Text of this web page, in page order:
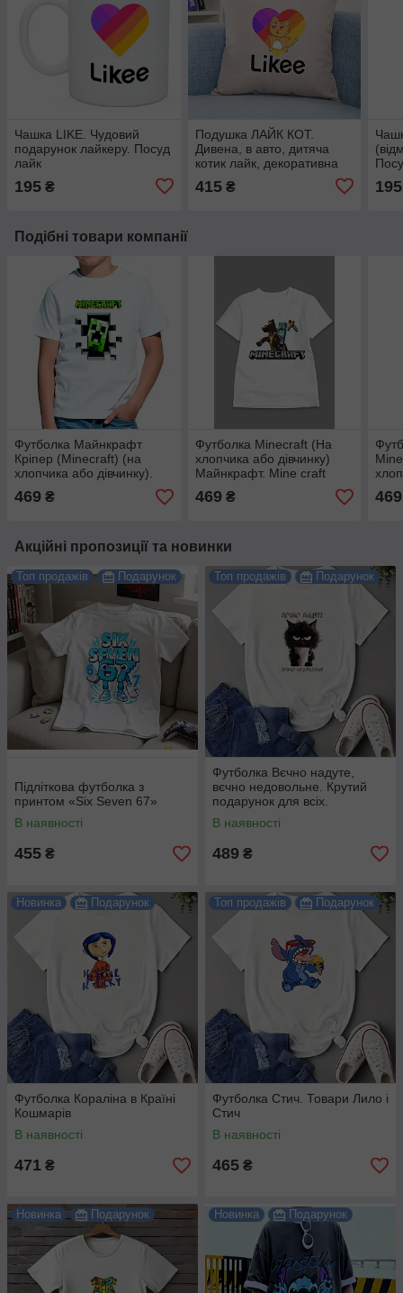
Чашка LIKE. Чудовий
подарунок лайкеру. Посуд
лайк
195 ₴
Подушка ЛАЙК КОТ.
Дивена, в авто, дитяча
котик лайк, декоративна
415₴ 195
Подібні товари компанії
Футболка Майнкрафт
Кріпер (Minecraft) (на
хлопчика або дівчинку).
Чудова якість.
469 ₴
Футболка Minecraft (На
хлопчика або дівчинку)
Майнкрафт. Mine craft
одяг.
469₴ 469
Акційні пропозиції та новинки
Топ продажів Подарунок
Підліткова футболка з
принтом «Six Seven 67»
В наявності
455 ₴
Топ продажів Подарунок
Футболка Вєчно надуте,
вєчно недовольне. Крутий
подарунок для всіх.
В наявності
489 ₴
Новинка Подарунок
Футболка Кораліна в Країні
Кошмарів
В наявності
471 ₴
Топ продажів Подарунок
Футболка Стич. Товари Лило і
Стич
В наявності
465 ₴
Новинка Подарунок Новинка Подарунок